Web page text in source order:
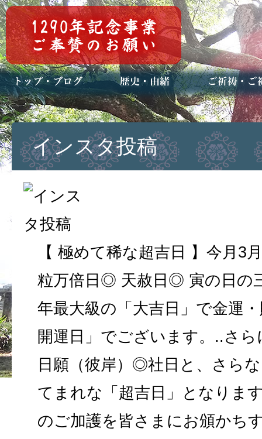
トップページ
ブログ(日々八百万)
お知らせ一覧 歴史・ご祭神
年中行事
メディア掲載 ご祈祷・ご祈
安産祈願
初宮参り
七五三詣
長寿のお祝い
神前結婚式
厄祓い・方位
車のお祓い
地鎮祭
神葬祭（神式
インスタ投稿
【 極めて稀な超吉日 】今月3
粒万倍日◎ 天赦日◎ 寅の日の
年最大級の「大吉日」で金運
開運日」でございます。..さ
日願（彼岸）◎社日と、さら
てまれな「超吉日」となりま
のご加護を皆さまにお頒かち